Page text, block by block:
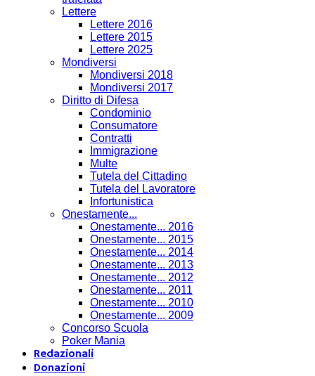
Lettere
Lettere 2016
Lettere 2015
Lettere 2025
Mondiversi
Mondiversi 2018
Mondiversi 2017
Diritto di Difesa
Condominio
Consumatore
Contratti
Immigrazione
Multe
Tutela del Cittadino
Tutela del Lavoratore
Infortunistica
Onestamente...
Onestamente... 2016
Onestamente... 2015
Onestamente... 2014
Onestamente... 2013
Onestamente... 2012
Onestamente... 2011
Onestamente... 2010
Onestamente... 2009
Concorso Scuola
Poker Mania
Redazionali
Donazioni